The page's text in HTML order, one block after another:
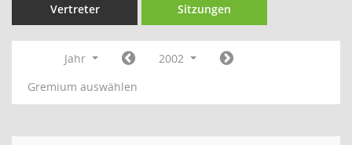
Vertreter Sitzungen
Jahr
2002
Gremium auswählen